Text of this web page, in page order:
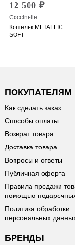
12 500 ₽
Coccinelle
Кошелек METALLIC
SOFT
ПОКУПАТЕЛЯМ
Как сделать заказ
Способы оплаты
Возврат товара
Доставка товара
Вопросы и ответы
Публичная оферта
Правила продажи
помощью
Политика обработки
персональных
БРЕНДЫ